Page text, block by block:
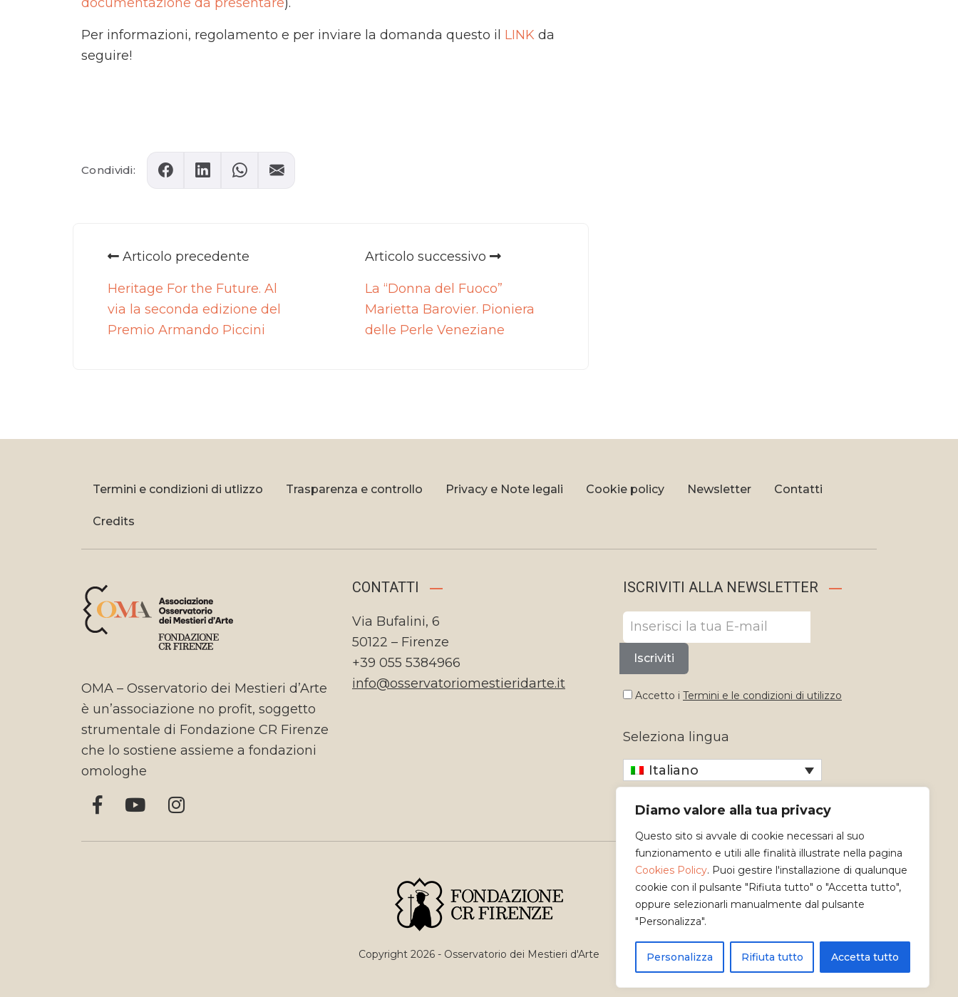
Diamo valore alla tua privacy
Questo sito si avvale di cookie necessari al suo
funzionamento e utili alle finalità illustrate nella pagina
Cookies Policy. Puoi gestire l'installazione di qualunque
cookie con il pulsante "Rifiuta tutto" o "Accetta tutto",
oppure selezionarli manualmente dal pulsante
"Personalizza".
Personalizza Rifiuta tutto Accetta tutto
Per informazioni, regolamento e per inviare la domanda questo il LINK da
seguire!
Condividi:
Articolo precedente
Heritage For the Future. Al
via la seconda edizione del
Premio Armando Piccini
Articolo successivo
La “Donna del Fuoco”
Marietta Barovier. Pioniera
delle Perle Veneziane
Termini e condizioni di utlizzo Trasparenza e controllo Privacy e Note legali Cookie policy Newsletter Contatti
Credits
OMA – Osservatorio dei Mestieri d’Arte
è un’associazione no profit, soggetto
strumentale di Fondazione CR Firenze
che lo sostiene assieme a fondazioni
omologhe
CONTATTI
Via Bufalini, 6
50122 – Firenze
+39 055 5384966
info@osservatoriomestieridarte.it
ISCRIVITI ALLA NEWSLETTER
Iscriviti
Accetto i Termini e le condizioni di utilizzo
Seleziona lingua
Italiano
Copyright 2026 - Osservatorio dei Mestieri d'Arte